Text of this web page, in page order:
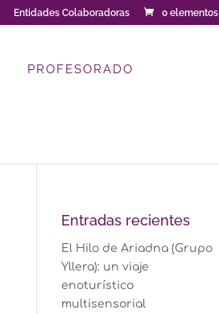
Entidades Colaboradoras 0 elementos
PROFESORADO
Entradas recientes
El Hilo de Ariadna (Grupo
Yllera): un viaje
enoturístico
multisensorial